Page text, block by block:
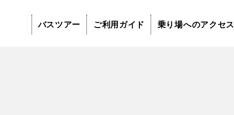
バスツアー ご利用ガイド 乗り場へのアクセス